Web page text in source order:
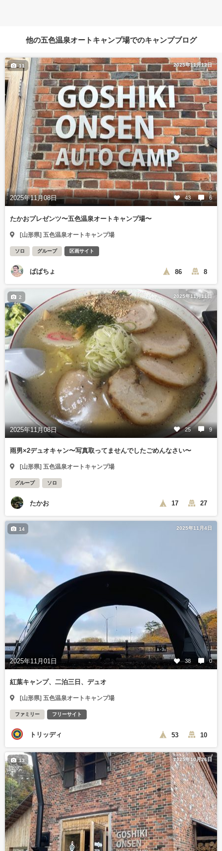
他の五色温泉オートキャンプ場でのキャンプブログ
2025年11月12日
2025年11月08日 43 6
11
たかおプレゼンツ〜五色温泉オートキャンプ場〜
[山形県] 五色温泉オートキャンプ場
ソロ グループ 区画サイト
ぱぱちょ 86 8
2025年11月11日
2025年11月08日 25 9
2
雨男×2デュオキャン〜写真取ってませんでしたごめんなさい〜
[山形県] 五色温泉オートキャンプ場
グループ ソロ
たかお 17 27
2025年11月4日
2025年11月01日 38 0
14
紅葉キャンプ、二泊三日、デュオ
[山形県] 五色温泉オートキャンプ場
ファミリー フリーサイト
トリッディ 53 10
2025年10月26日
13